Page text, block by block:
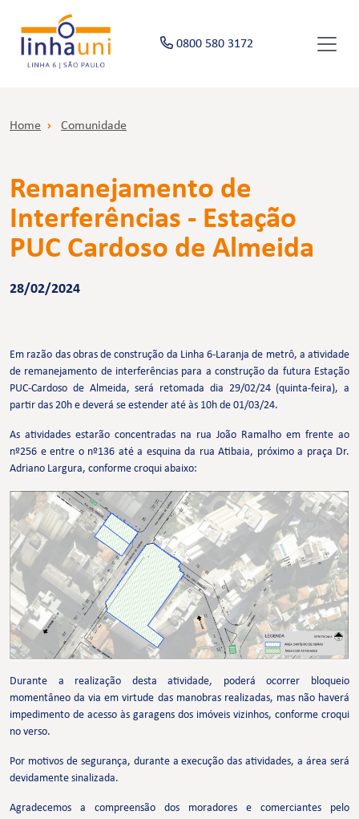
0800 580 3172
Home Comunidade
Remanejamento de
Interferências - Estação
PUC Cardoso de Almeida
28/02/2024
Em razão das obras de construção da Linha 6-Laranja de metrô, a atividade
de remanejamento de interferências para a construção da futura Estação
PUC-Cardoso de Almeida, será retomada dia 29/02/24 (quinta-feira), a
partir das 20h e deverá se estender até às 10h de 01/03/24.
As atividades estarão concentradas na rua João Ramalho em frente ao
nº256 e entre o nº136 até a esquina da rua Atibaia, próximo a praça Dr.
Adriano Largura, conforme croqui abaixo:
Durante a realização desta atividade, poderá ocorrer bloqueio
momentâneo da via em virtude das manobras realizadas, mas não haverá
impedimento de acesso às garagens dos imóveis vizinhos, conforme croqui
no verso.
Por motivos de segurança, durante a execução das atividades, a área será
devidamente sinalizada.
Agradecemos a compreensão dos moradores e comerciantes pelo